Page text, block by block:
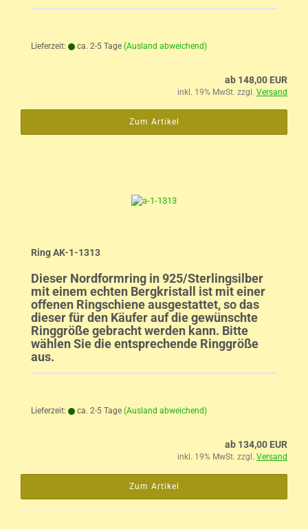
Lieferzeit: ca. 2-5 Tage (Ausland abweichend)
ab 148,00 EUR
inkl. 19% MwSt. zzgl. Versand
Zum Artikel
Ring AK-1-1313
Dieser Nordformring in 925/Sterlingsilber
mit einem echten Bergkristall ist mit einer
offenen Ringschiene ausgestattet, so das
dieser für den Käufer auf die gewünschte
Ringgröße gebracht werden kann. Bitte
wählen Sie die entsprechende Ringgröße
aus.
Lieferzeit: ca. 2-5 Tage (Ausland abweichend)
ab 134,00 EUR
inkl. 19% MwSt. zzgl. Versand
Zum Artikel